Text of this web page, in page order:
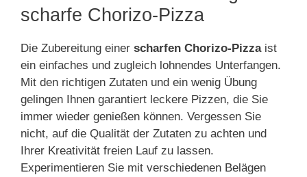
scharfe Chorizo-Pizza
Die Zubereitung einer scharfen Chorizo-Pizzaist
ein einfaches und zugleich lohnendes Unterfangen.
Mit den richtigen Zutaten und ein wenig Übung
gelingen Ihnen garantiert leckere Pizzen, die Sie
immer wieder genießen können. Vergessen Sie
nicht, auf die Qualität der Zutaten zu achten und
Ihrer Kreativität freien Lauf zu lassen.
Experimentieren Sie mit verschiedenen Belägen